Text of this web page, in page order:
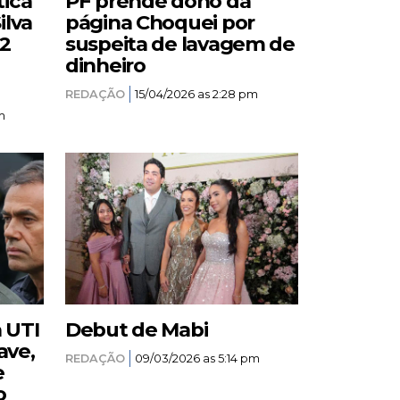
página Choquei por
suspeita de lavagem de
dinheiro
REDAÇÃO 15/04/2026 as 2:28 pm
UTI
Debut de Mabi
REDAÇÃO 09/03/2026 as 5:14 pm